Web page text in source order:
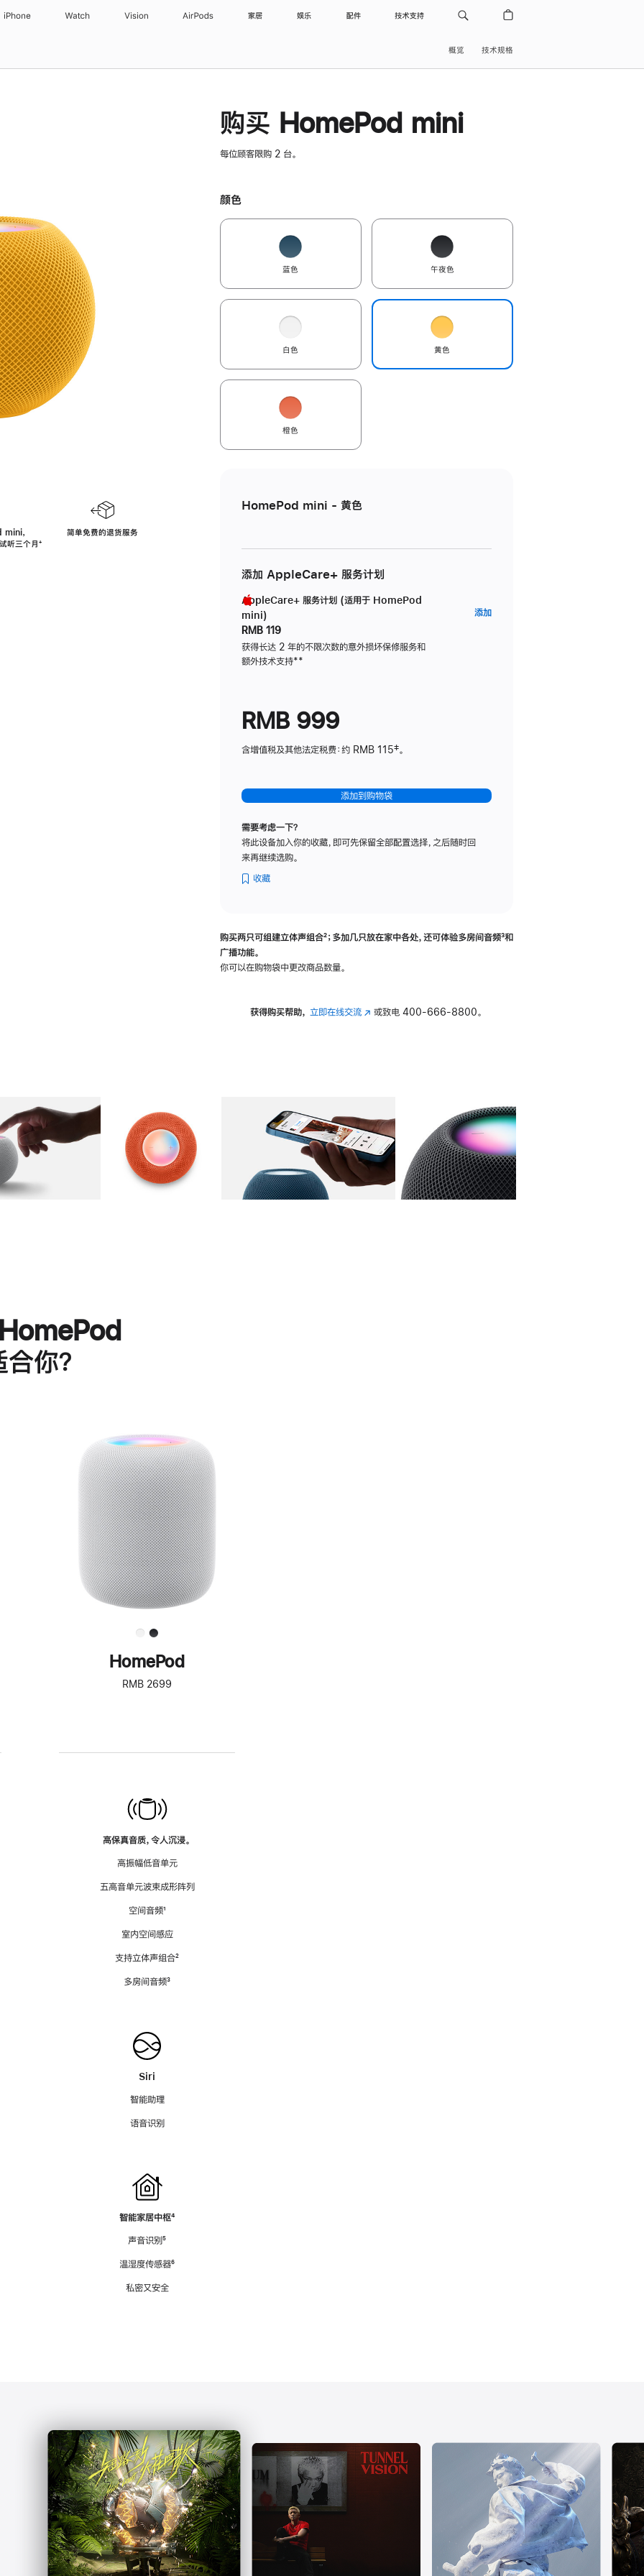
iPhone Watch Vision AirPods 家居 娱乐 配件 技术支持
概览 技术规格
，
听三个月脚
⁺
简单免费的退货服务
购买 HomePod mini
每位顾客限购 2 台。
颜色
蓝色 午夜色
白色 黄色
橙色
HomePod mini - 黄色
添加 AppleCare+ 服务计划
AppleCare+ 服务计划 (适用于 HomePod
mini)
RMB 119
获得长达 2 年的不限次数的意外损坏保修服务和
额外技术支持脚
**
添加AppleCare+
RMB 999
含增值税及其他法定税费：约 RMB 115‡。
添加到购物袋
需要考虑一下？
将此设备加入你的收藏，即可先保留全部配置选择，之后随时回
来再继续选购。
收藏
购买两只可组建立体声组合脚
²；多加几只放在家中各处，还可体验多‍房‍间音频脚
³和
广播功能。
你可以在购物袋中更改商品数量。
获得购买帮助， 立即在线交流(在 或致电 400-666-8800。
图库 图像 图库 图像 图库 图像 4 图库 图像 5
你？
进
一
步
了
解
HomePod<
HomePod
RMB 2699
高保真音质，令人沉浸。
高振幅低音单元
五高音单元波束成形阵列
空间音频脚
¹
室内空间感应
支持立体声组合脚
²
多房间音频脚
³
Siri
智能助理
语音识别
智能家居中枢脚
⁴
声音识别脚
⁵
温湿度传感器脚
⁶
私密又安全